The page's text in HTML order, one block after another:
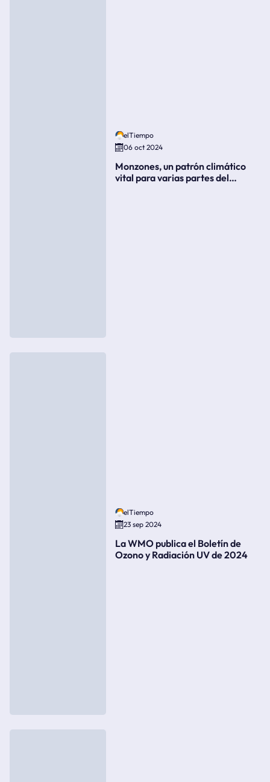
elTiempo
06 oct 2024
Monzones, un patrón climático
vital para varias partes del
elTiempo
23 sep 2024
La WMO publica el Boletín de
Ozono y Radiación UV de 2024